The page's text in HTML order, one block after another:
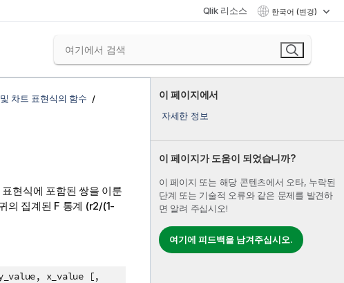
Qlik 리소스 한국어 (변경)
이 페이지에서
자세한 정보
이 페이지가 도움이 되었습니까?
이 페이지 또는 해당 콘텐츠에서 오타, 누락된
단계 또는 기술적 오류와 같은 문제를 발견하
면 알려 주십시오!
여기에 피드백을 남겨주십시오.
차트 표현식의 함수
현식에 포함된 쌍을 이룬
의 집계된 F 통계 (r2/(1-
x_value [,